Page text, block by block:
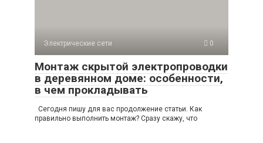
Электрические сети 0
Монтаж скрытой электропроводки
в деревянном доме: особенности,
в чем прокладывать
Сегодня пишу для вас продолжение статьи. Как
правильно выполнить монтаж? Сразу скажу, что